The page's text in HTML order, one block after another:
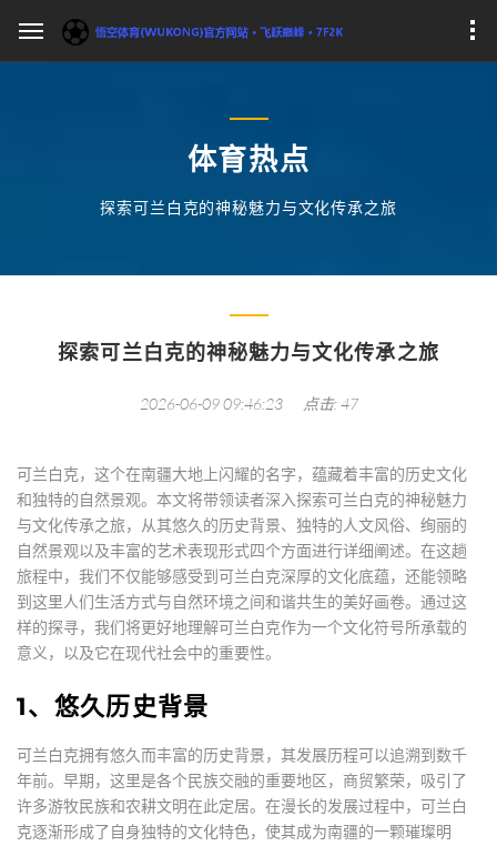
体育热点
探索可兰白克的神秘魅力与文化传承之旅
探索可兰白克的神秘魅力与文化传承之旅
2026-06-09 09:46:23 点击: 47
可兰白克，这个在南疆大地上闪耀的名字，蕴藏着丰富的历史文化
和独特的自然景观。本文将带领读者深入探索可兰白克的神秘魅力
与文化传承之旅，从其悠久的历史背景、独特的人文风俗、绚丽的
自然景观以及丰富的艺术表现形式四个方面进行详细阐述。在这趟
旅程中，我们不仅能够感受到可兰白克深厚的文化底蕴，还能领略
到这里人们生活方式与自然环境之间和谐共生的美好画卷。通过这
样的探寻，我们将更好地理解可兰白克作为一个文化符号所承载的
意义，以及它在现代社会中的重要性。
1、悠久历史背景
可兰白克拥有悠久而丰富的历史背景，其发展历程可以追溯到数千
年前。早期，这里是各个民族交融的重要地区，商贸繁荣，吸引了
许多游牧民族和农耕文明在此定居。在漫长的发展过程中，可兰白
克逐渐形成了自身独特的文化特色，使其成为南疆的一颗璀璨明